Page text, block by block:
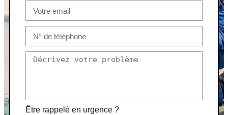
Être rappelé en urgence ?